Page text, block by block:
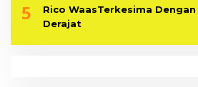
5
Rico WaasTerkesima
Derajat